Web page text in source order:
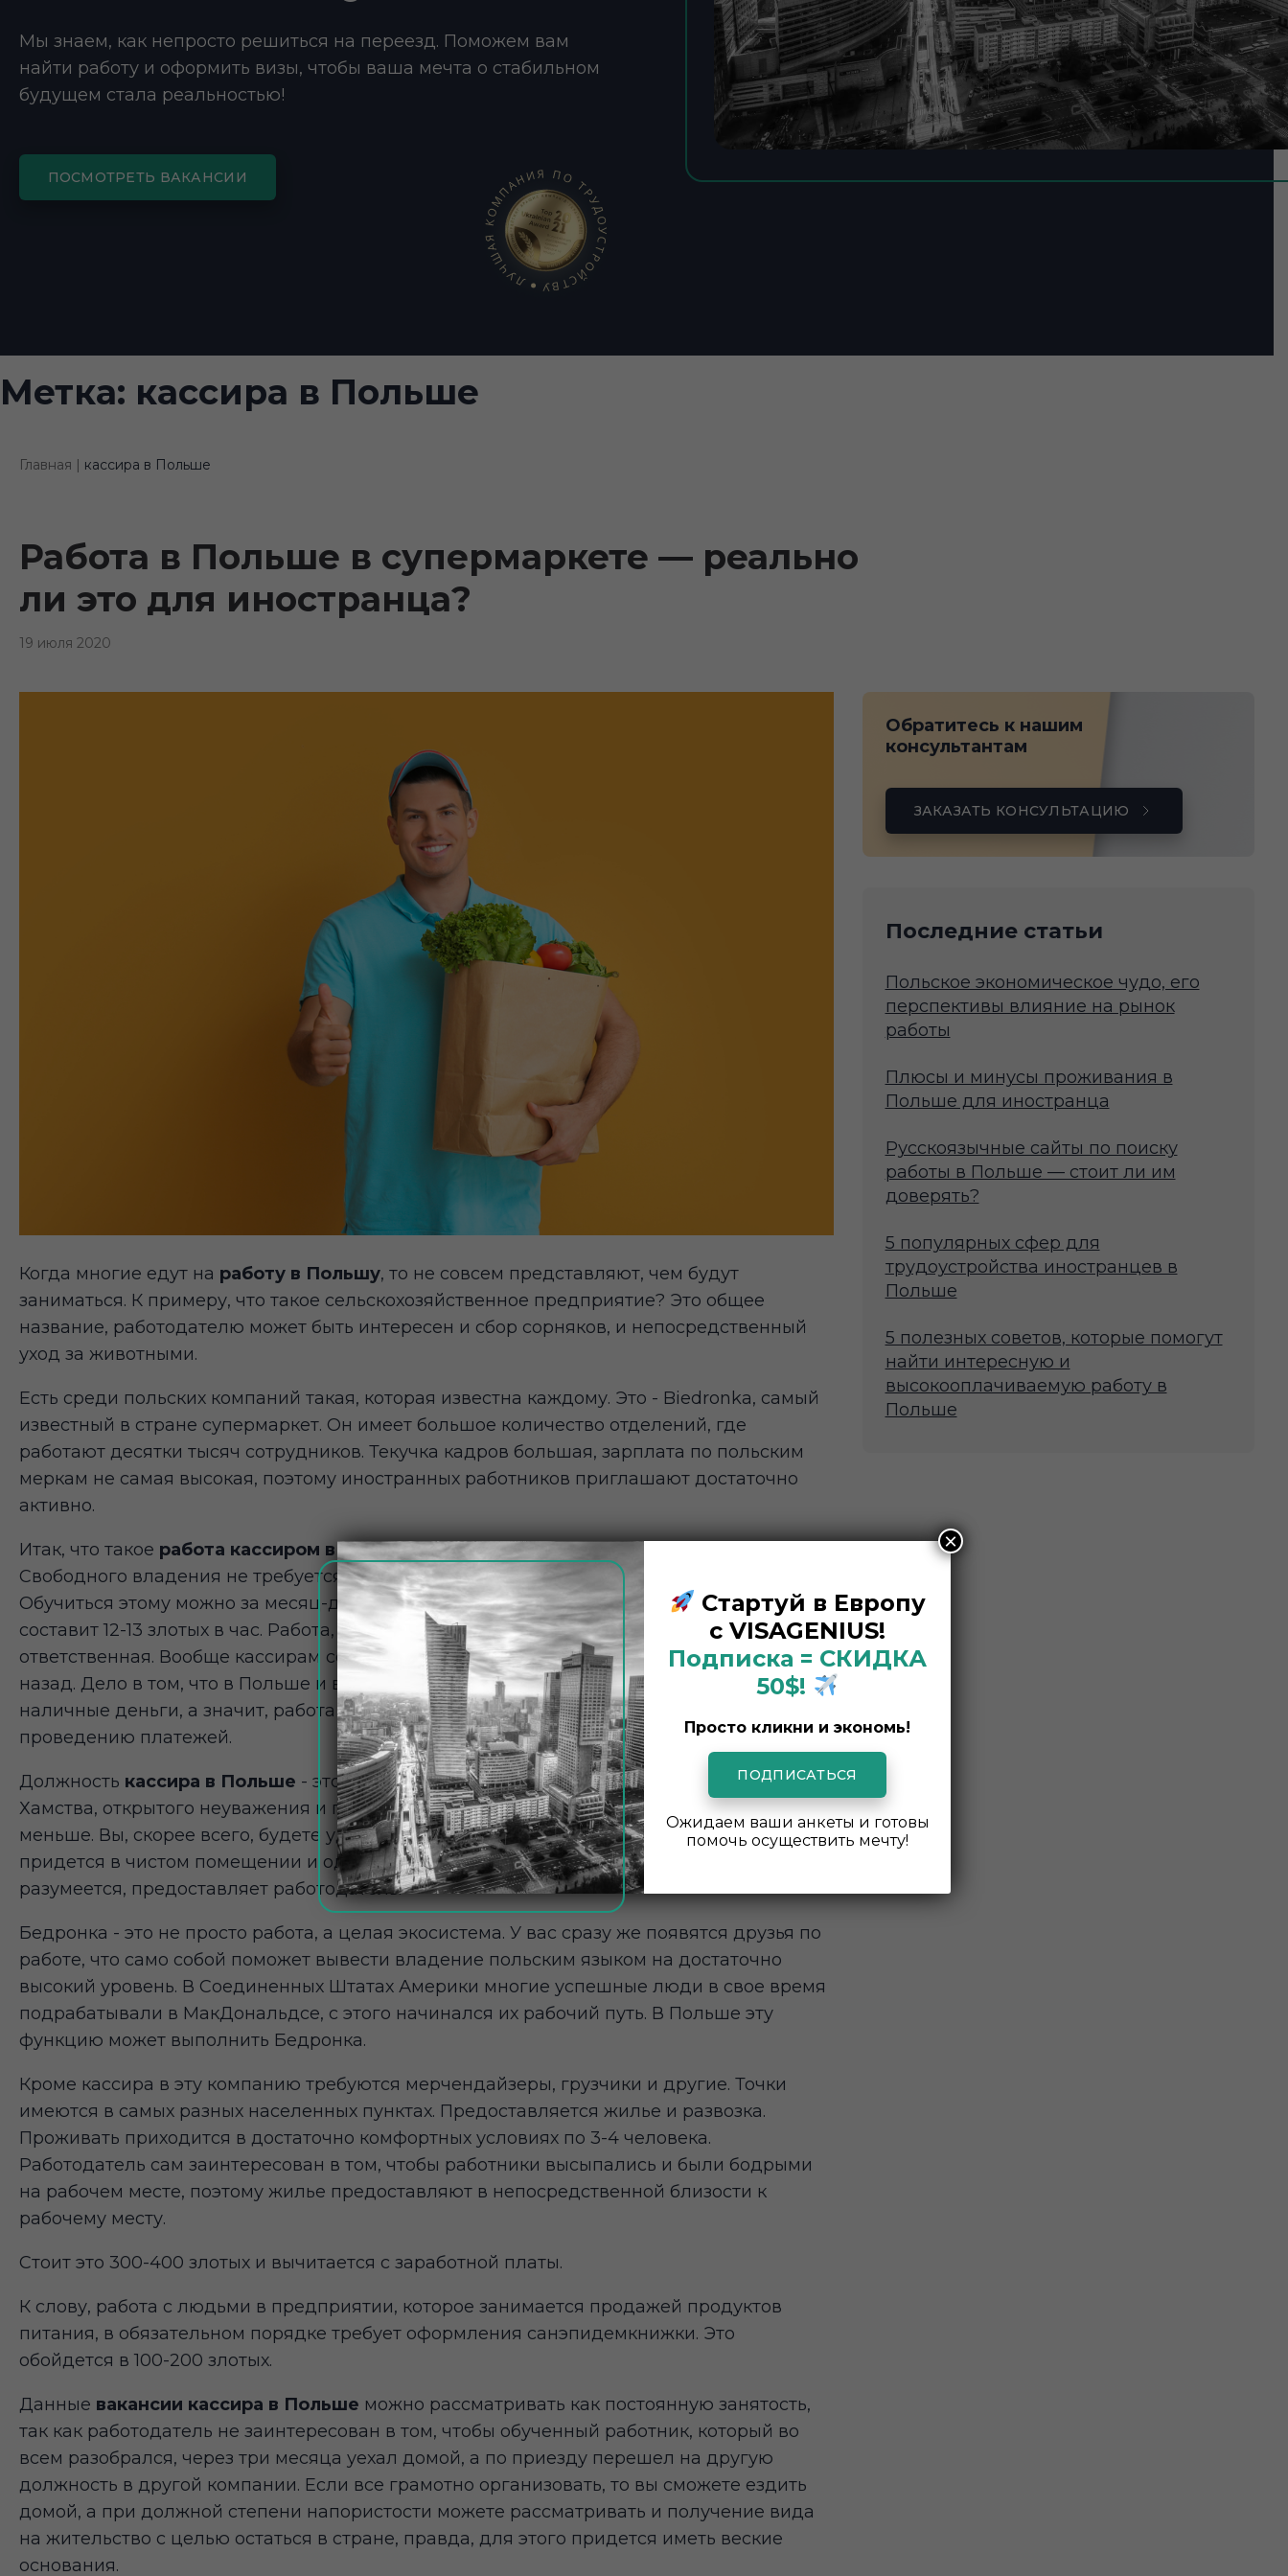
Мы знаем, как непросто решиться на переезд. Поможем вам
найти работу и оформить визы, чтобы ваша мечта о стабильном
будущем стала реальностью!
ПОСМОТРЕТЬ ВАКАНСИИ
Метка: кассира в Польше
Главная | кассира в Польше
Работа в Польше в супермаркете — реально
ли это для иностранца?
19 июля 2020
Когда многие едут на работу в Польшу, то не совсем представляют, чем будут
заниматься. К примеру, что такое сельскохозяйственное предприятие? Это общее
название, работодателю может быть интересен и сбор сорняков, и непосредственный
уход за животными.
Есть среди польских компаний такая, которая известна каждому. Это - Biedronka, самый
известный в стране супермаркет. Он имеет большое количество отделений, где
работают десятки тысяч сотрудников. Текучка кадров большая, зарплата по польским
меркам не самая высокая, поэтому иностранных работников приглашают достаточно
активно.
Итак, что такое работа кассиром в Польше? Вам понадобится владеть польским языком.
Свободного владения не требуется, но все же объясниться с покупателем вы обязаны.
Обучиться этому можно за месяц-другой, лучше начинать дома. Заработная плата
составит 12-13 злотых в час. Работа, как вы понимаете, не самая сложная, но очень
ответственная. Вообще кассирам сейчас работается намного проще, чем 5 или 10 лет
назад. Дело в том, что в Польше и в других странах все меньше и меньше используются
наличные деньги, а значит, работа сводится к проверке корзины покупателя и
проведению платежей.
Должность кассира в Польше - это не то же самое, что продавец в вашей стране.
Хамства, открытого неуважения и прочих аспектов постсоветской жизни здесь намного
меньше. Вы, скорее всего, будете удовлетворены своей позицией, так как работать
придется в чистом помещении и одетым в красивую чистую фирменную форму. Ее,
разумеется, предоставляет работодатель.
Бедронка - это не просто работа, а целая экосистема. У вас сразу же появятся друзья по
работе, что само собой поможет вывести владение польским языком на достаточно
высокий уровень. В Соединенных Штатах Америки многие успешные люди в свое время
подрабатывали в МакДональдсе, с этого начинался их рабочий путь. В Польше эту
функцию может выполнить Бедронка.
Кроме кассира в эту компанию требуются мерчендайзеры, грузчики и другие. Точки
имеются в самых разных населенных пунктах. Предоставляется жилье и развозка.
Проживать приходится в достаточно комфортных условиях по 3-4 человека.
Работодатель сам заинтересован в том, чтобы работники высыпались и были бодрыми
на рабочем месте, поэтому жилье предоставляют в непосредственной близости к
рабочему месту.
Стоит это 300-400 злотых и вычитается с заработной платы.
К слову, работа с людьми в предприятии, которое занимается продажей продуктов
питания, в обязательном порядке требует оформления санэпидемкнижки. Это
обойдется в 100-200 злотых.
Данные вакансии кассира в Польше можно рассматривать как постоянную занятость,
так как работодатель не заинтересован в том, чтобы обученный работник, который во
всем разобрался, через три месяца уехал домой, а по приезду перешел на другую
должность в другой компании. Если все грамотно организовать, то вы сможете ездить
домой, а при должной степени напористости можете рассматривать и получение вида
на жительство с целью остаться в стране, правда, для этого придется иметь веские
основания.
Обратитесь к нашим
консультантам
ЗАКАЗАТЬ КОНСУЛЬТАЦИЮ
Последние статьи
Польское экономическое чудо, его
перспективы влияние на рынок
работы
Плюсы и минусы проживания в
Польше для иностранца
Русскоязычные сайты по поиску
работы в Польше — стоит ли им
доверять?
5 популярных сфер для
трудоустройства иностранцев в
Польше
5 полезных советов, которые помогут
найти интересную и
высокооплачиваемую работу в
Польше
Стартуй в Европу
с VISAGENIUS!
Подписка = СКИДКА
50$!
Просто кликни и экономь!
ПОДПИСАТЬСЯ
Ожидаем ваши анкеты и готовы
помочь осуществить мечту!
×